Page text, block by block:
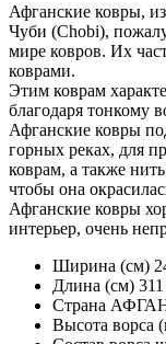
Афганские ковры,
Чуби (Chobi),
мире ковров. Их
коврами.
Этим коврам
благодаря тонкому
Афганские ковры
горных реках, для
коврам, а также
чтобы она
Афганские ковры
интерьер, очень
Ширина (см)
Длина (см) 311
Страна
Высота ворса